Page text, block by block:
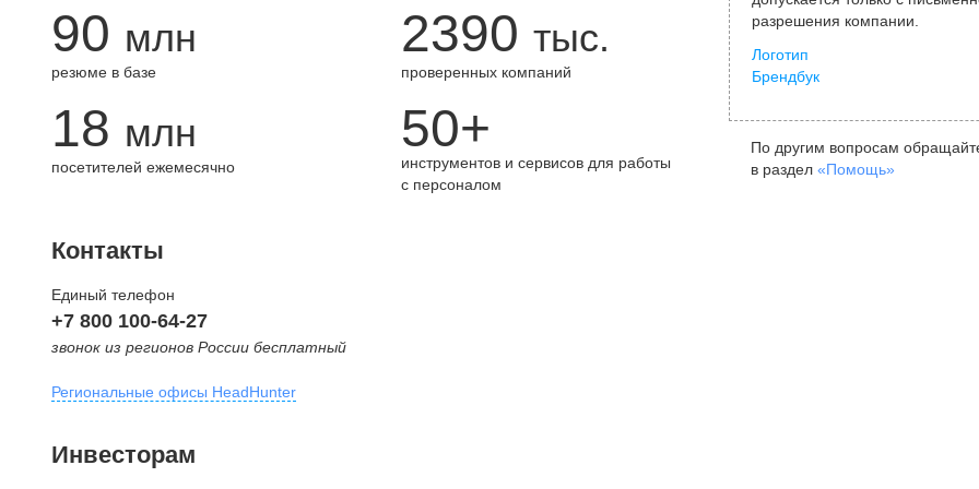
90 млн
резюме в базе
2390 тыс.
проверенных компаний
18 млн
посетителей ежемесячно
50+
инструментов и сервисов для работы
с персоналом
разрешения компании.
Логотип
Брендбук
По другим вопросам
в раздел «Помощь»
Контакты
Единый телефон
+7 800 100-64-27
звонок из регионов России бесплатный
Региональные офисы HeadHunter
внутригородская территория
Инвесторам